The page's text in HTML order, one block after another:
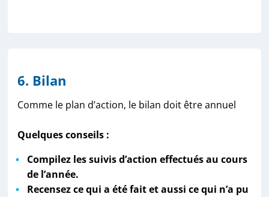
6. Bilan
Comme le plan d’action, le bilan doit être annuel
Quelques conseils :
Compilez les suivis d’action effectués au cours
de l’année.
Recensez ce qui a été fait et aussi ce qui n’a pu